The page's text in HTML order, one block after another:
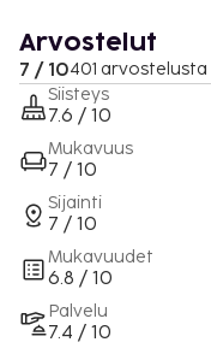
Arvostelut
7 / 10401 arvostelusta
Siisteys
7.6 / 10
Mukavuus
7 / 10
Sijainti
7 / 10
Mukavuudet
6.8 / 10
Palvelu
7.4 / 10